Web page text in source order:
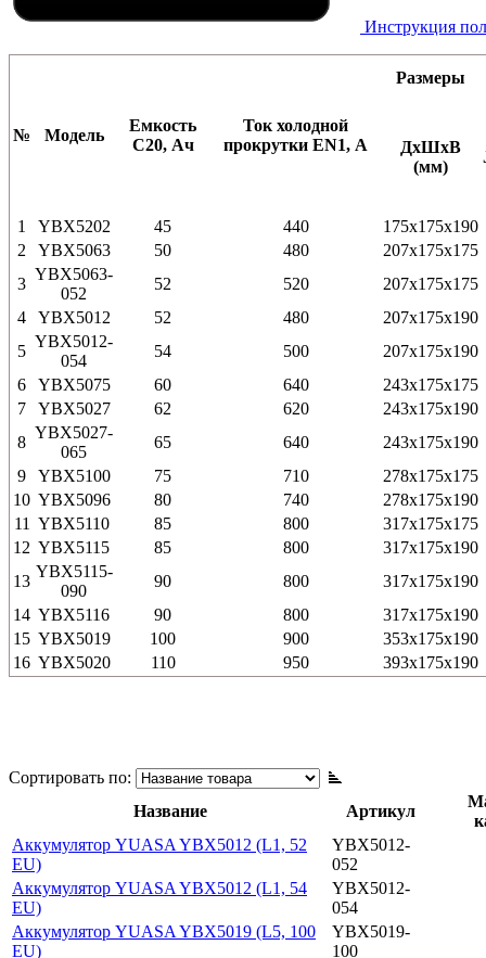
Инструкция
№ Модель
Емкость
С20, Ач
Ток холодной
прокрутки EN1, А
Размеры
ДхШхВ
(мм)
1 YBX5202 45 440
175x175x190
2
YBX5063 50 480
207x175x175
3
YBX5063-
052
52 520
207x175x175
4
YBX5012 52 480
207x175x190
5
YBX5012-
054
54 500
207x175x190
6
YBX5075 60 640
243x175x175
7
YBX5027 62 620
243x175x190
8
YBX5027-
065
65 640
243x175x190
9
YBX5100 75 710
278x175x175
10 YBX5096 80 740
278x175x190
11 YBX5110 85 800
317x175x175
12 YBX5115 85 800
317x175x190
13
YBX5115-
090
90 800
317x175x190
14 YBX5116 90 800
317x175x190
15 YBX5019 100 900
353x175x190
16 YBX5020 110 950 393x175x190
Сортировать по:
Название
Артикул
Аккумулятор YUASA YBX5012 (L1, 52
EU)
YBX5012-
052
Аккумулятор YUASA YBX5012 (L1, 54
EU)
YBX5012-
054
Аккумулятор YUASA YBX5019 (L5, 100
EU)
YBX5019-
100